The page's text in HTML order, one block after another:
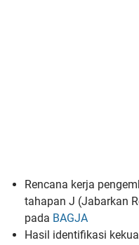
Rencana kerja
tahapan J (Jabarkan
pada BAGJA
Hasil identifikasi